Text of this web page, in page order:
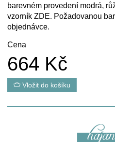
barevném provedení modrá,
vzorník ZDE. Požadovanou
objednávce.
Cena
664 Kč
Vložit do košíku